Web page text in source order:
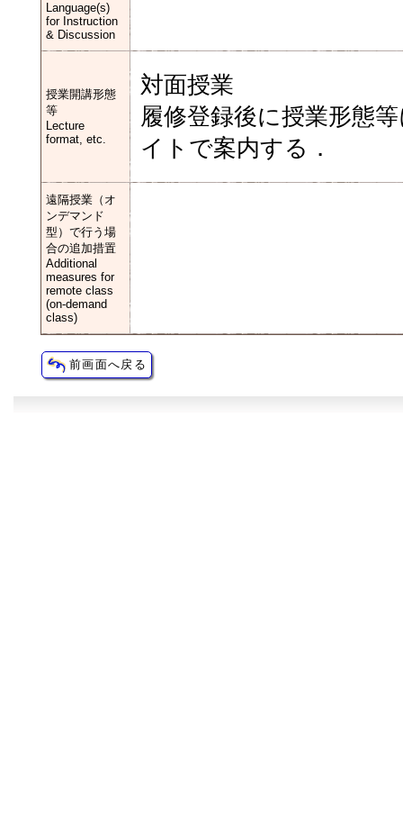
Language(s)
for Instruction
& Discussion
授業開講形態
等
Lecture
format, etc.
対面授業
履修登録後に授業形態
イトで案内する．
遠隔授業（オ
ンデマンド
型）で行う場
合の追加措置
Additional
measures for
remote class
(on-demand
class)